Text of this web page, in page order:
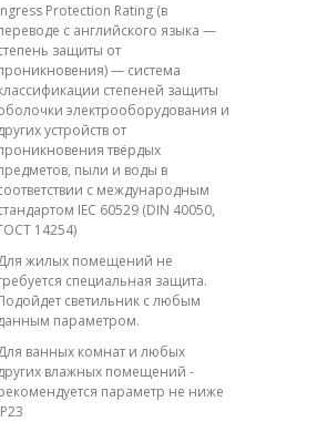
Protection Rating (в
с английского языка —
защиты от
— система
степеней защиты
электрооборудования и
устройств от
твёрдых
пыли и воды в
с международным
IEC 60529 (DIN 40050,
14254)
жилых помещений не
специальная защита.
светильник с любым
параметром.
ванных комнат и любых
влажных помещений -
параметр не ниже